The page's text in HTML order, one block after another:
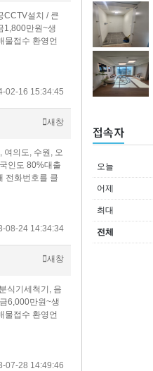
CCTV설치 / 큰
1,800만원~생
물접수 환영언
02-16 15:34:45
새창
여의도, 수원, 오
인도 80%대출
전화번호를 클
08-24 14:34:34
새창
식기세척기, 음
6,000만원~생
물접수 환영언
07-28 14:49:46
접속자
오늘
어제
최대
전체